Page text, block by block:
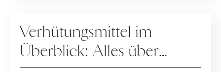
Verhütungsmittel im
Überblick: Alles über